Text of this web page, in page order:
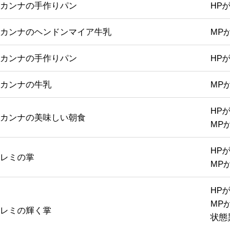
カンナの手作りパン HP
カンナのヘンドンマイア牛乳 MP
カンナの手作りパン HP
カンナの牛乳 MP
カンナの美味しい朝食
HP
MP
レミの掌
HP
MP
レミの輝く掌
HP
MP
状態